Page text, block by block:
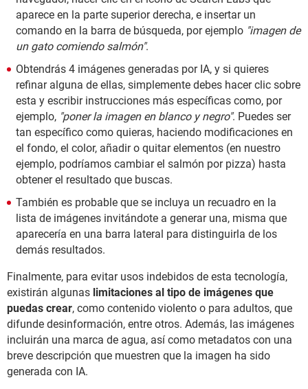
aparece en la parte superior derecha, e insertar un
comando en la barra de búsqueda, por ejemplo "imagen de
un gato comiendo salmón".
Obtendrás 4 imágenes generadas por IA, y si quieres
refinar alguna de ellas, simplemente debes hacer clic sobre
esta y escribir instrucciones más específicas como, por
ejemplo, "poner la imagen en blanco y negro". Puedes ser
tan específico como quieras, haciendo modificaciones en
el fondo, el color, añadir o quitar elementos (en nuestro
ejemplo, podríamos cambiar el salmón por pizza) hasta
obtener el resultado que buscas.
También es probable que se incluya un recuadro en la
lista de imágenes invitándote a generar una, misma que
aparecería en una barra lateral para distinguirla de los
demás resultados.
Finalmente, para evitar usos indebidos de esta tecnología,
existirán algunas limitaciones al tipo de imágenes que
puedas crear, como contenido violento o para adultos, que
difunde desinformación, entre otros. Además, las imágenes
incluirán una marca de agua, así como metadatos con una
breve descripción que muestren que la imagen ha sido
generada con IA.